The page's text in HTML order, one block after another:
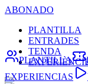
ABONADO
PLANTILLA
ENTRADES
TENDA
PLANTILLA
EXPERIENCIAS